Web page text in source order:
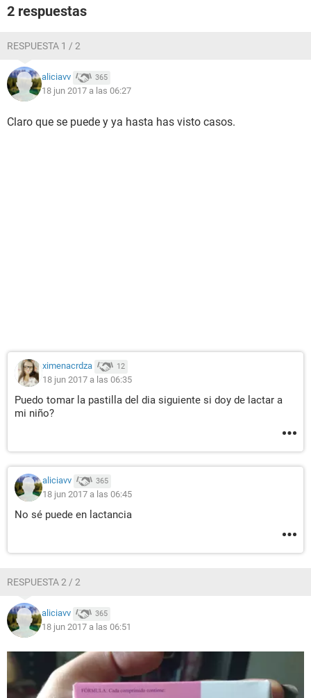
2 respuestas
RESPUESTA 1 / 2
aliciavv 365
18 jun 2017 a las 06:27
Claro que se puede y ya hasta has visto casos.
ximenacrdza 12
18 jun 2017 a las 06:35
Puedo tomar la pastilla del dia siguiente si doy de lactar a
mi niño?
aliciavv 365
18 jun 2017 a las 06:45
No sé puede en lactancia
RESPUESTA 2 / 2
aliciavv 365
18 jun 2017 a las 06:51